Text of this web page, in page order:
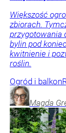
Większość
zbiorach.
przygotowania
bylin pod
kwitnienie i
roślin.
Ogród i balkon
Magda